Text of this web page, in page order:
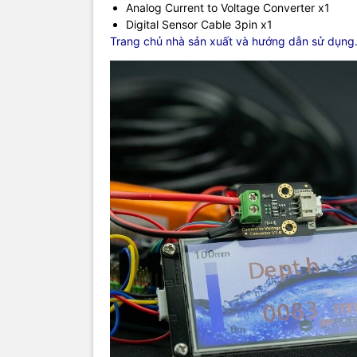
Analog Current to Voltage Converter x1
Digital Sensor Cable 3pin x1
Trang chủ nhà sản xuất và hướng dẫn sử dụng.